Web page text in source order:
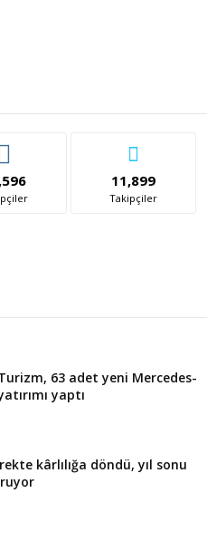
11,899
Takipçiler
63 adet yeni Mercedes-
yaptı
kârlılığa döndü, yıl sonu